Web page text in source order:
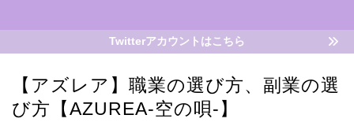
Twitterアカウントはこちら
【アズレア】職業の選び方、副業の選
び方【AZUREA-空の唄-】